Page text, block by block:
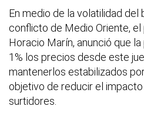
En medio de la volatilidad
conflicto de Medio Oriente, el
Horacio Marín, anunció que
1% los precios desde este
mantenerlos estabilizados
objetivo de reducir el
surtidores.